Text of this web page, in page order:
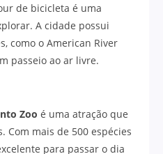
de bicicleta é uma
A cidade possui
como o American River
passeio ao ar livre.
Zoo é uma atração que
Com mais de 500 espécies
para passar o dia